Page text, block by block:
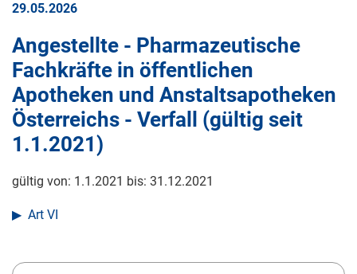
29.05.2026
Angestellte - Pharmazeutische
Fachkräfte in öffentlichen
Apotheken und Anstaltsapotheken
Österreichs - Verfall (gültig seit
1.1.2021)
gültig von: 1.1.2021 bis: 31.12.2021
Art VI